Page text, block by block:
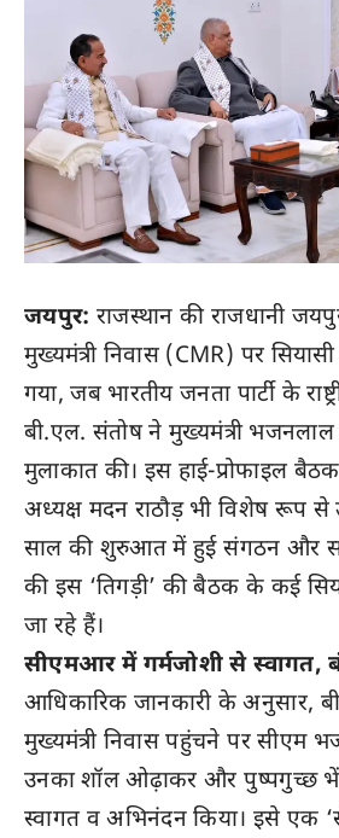
जयपुर: राजस्थान की राजधानी
मुख्यमंत्री निवास (CMR) पर
गया, जब भारतीय जनता पार्टी के
बी.एल. संतोष ने मुख्यमंत्री भजनलाल
मुलाकात की। इस हाई-प्रोफाइल
अध्यक्ष मदन राठौड़ भी विशेष रूप से
साल की शुरुआत में हुई संगठन और
की इस ‘तिगड़ी’ की बैठक के कई
जा रहे हैं।
सीएमआर में गर्मजोशी से स्वागत,
आधिकारिक जानकारी के अनुसार,
मुख्यमंत्री निवास पहुंचने पर सीएम
उनका शॉल ओढ़ाकर और पुष्पगुच्छ
स्वागत व अभिनंदन किया। इसे एक